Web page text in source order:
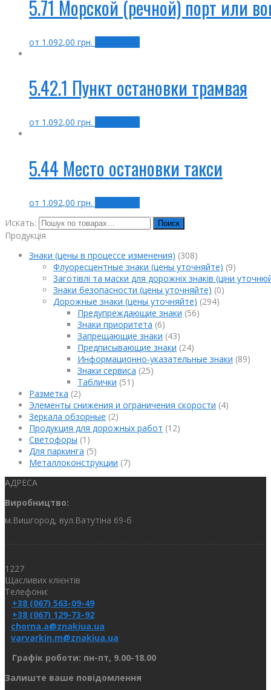
5.71 Морской (речной) порт или
от 1.092,00 грн.
5.42.1 Пункт остановки трамвая
от 1.092,00 грн.
5.44 Место остановки такси
от 1.092,00 грн.
Искать:
Поиск
Продукція
Знаки (цены в процессе изменения) (308)
Флуоресцентные знаки (цены уточняйте) (9)
Заготівлі та маски для дорожніх знаків (ціни
Знаки безопасности (цены уточняйте) (0)
Дорожные знаки (цены уточняйте) (294)
Предупреждающие знаки (56)
Знаки приоритета (6)
Запрещающие знаки (43)
Предписывающие знаки (24)
Информационно-указательные знаки (89)
Знаки сервиса (25)
Таблички (51)
Разметка (2)
Элементы снижения и ограничения скорости (4)
Зеркала обзорные (2)
Продукция для дорожных работ (12)
Светофоры (1)
Для паркинга (5)
Металлоконструкции (7)
АДРЕСА
Виробництво:
м.Вишгород, вул.Ватутіна 69-б
1227
Щасливих клієнтів
Телефони:
+38 (067) 563-09-49
+38 (067) 129-73-92
chorna.a@znakiua.ua
varvarkin.m@znakiua.ua
Графік роботи: пн-пт, 9.00-18.00
Залиште ваше повідомлення